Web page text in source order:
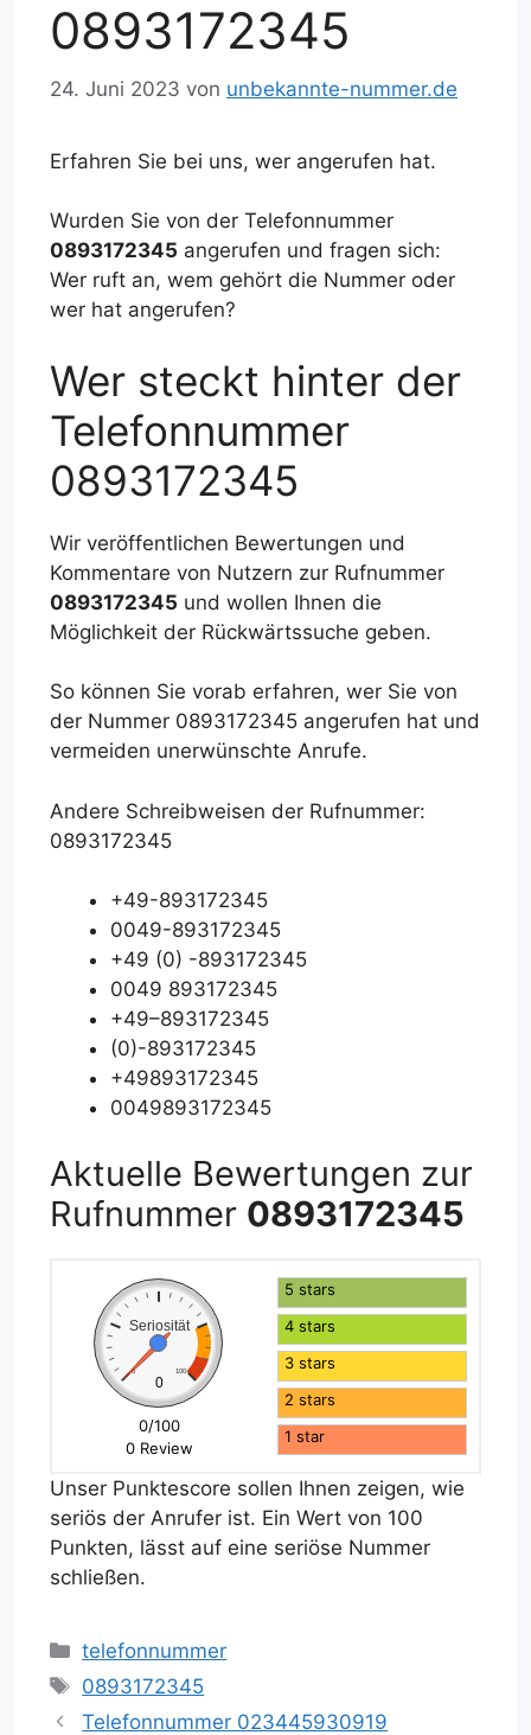
0893172345
24. Juni 2023 von unbekannte-nummer.de
Erfahren Sie bei uns, wer angerufen hat.
Wurden Sie von der Telefonnummer
0893172345 angerufen und fragen sich:
Wer ruft an, wem gehört die Nummer oder
wer hat angerufen?
Wer steckt hinter der
Telefonnummer
0893172345
Wir veröffentlichen Bewertungen und
Kommentare von Nutzern zur Rufnummer
0893172345 und wollen Ihnen die
Möglichkeit der Rückwärtssuche geben.
So können Sie vorab erfahren, wer Sie von
der Nummer 0893172345 angerufen hat und
vermeiden unerwünschte Anrufe.
Andere Schreibweisen der Rufnummer:
0893172345
+49-893172345
0049-893172345
+49 (0) -893172345
0049 893172345
+49–893172345
(0)-893172345
+49893172345
0049893172345
Aktuelle Bewertungen zur
Rufnummer 0893172345
Seriosität
0 100
0
0/100
0 Review
5 stars
4 stars
3 stars
2 stars
1 star
Unser Punktescore sollen Ihnen zeigen, wie
seriös der Anrufer ist. Ein Wert von 100
Punkten, lässt auf eine seriöse Nummer
schließen.
Kategorien
telefonnummer
Schlagwörter
0893172345
Telefonnummer 023445930919